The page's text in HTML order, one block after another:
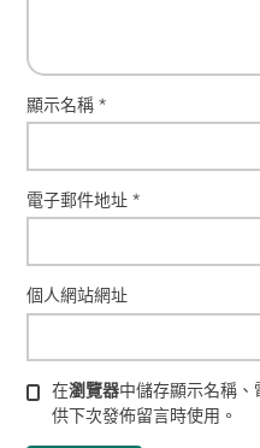
顯示名稱*
電子郵件地址*
個人網站網址
在瀏覽器中儲存顯示名稱
供下次發佈留言時使用。